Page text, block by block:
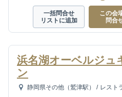
一括問合せ
リストに追加
この会
問合
浜名湖オーベルジュ
ン
静岡県その他（鷲津駅） / レスト